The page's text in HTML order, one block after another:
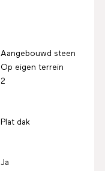
Aangebouwd steen
Op eigen terrein
2
Plat dak
Ja